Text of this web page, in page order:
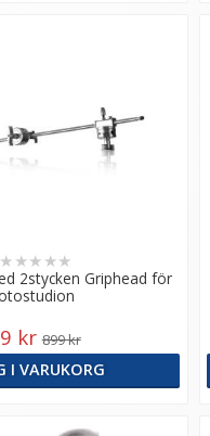
2stycken Griphead för
★ ★★ ★★
kr 899 kr
I VARUKORG